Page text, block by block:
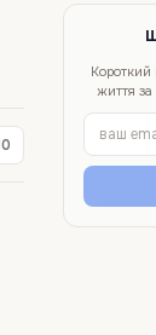
0
життя